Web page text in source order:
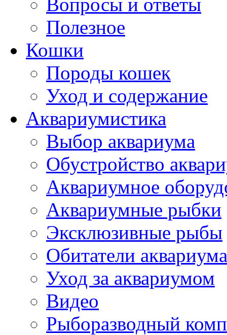
Полезное
Кошки
Породы кошек
Уход и содержание
Аквариумистика
Выбор аквариума
Обустройство
Аквариумное
Аквариумные рыбки
Эксклюзивные рыбы
Обитатели аквариума
Уход за аквариумом
Видео
Рыборазводный